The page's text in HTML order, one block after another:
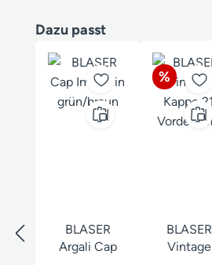
Produktgalerie überspringen
Dazu passt
BLASER
Argali Cap
Rabatt
%
BLASER
Vintage